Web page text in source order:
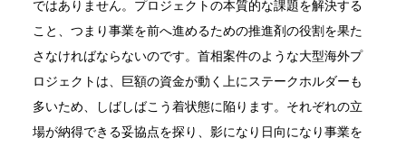
ではありません。プロジェクトの本質的な課題を解決する
こと、つまり事業を前へ進めるための推進剤の役割を果た
さなければならないのです。首相案件のような大型海外プ
ロジェクトは、巨額の資金が動く上にステークホルダーも
多いため、しばしばこう着状態に陥ります。それぞれの立
場が納得できる妥協点を探り、影になり日向になり事業を